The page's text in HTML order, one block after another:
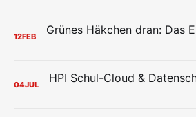
12FEB
04JUL